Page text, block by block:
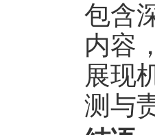
包含
内容
展现
测与